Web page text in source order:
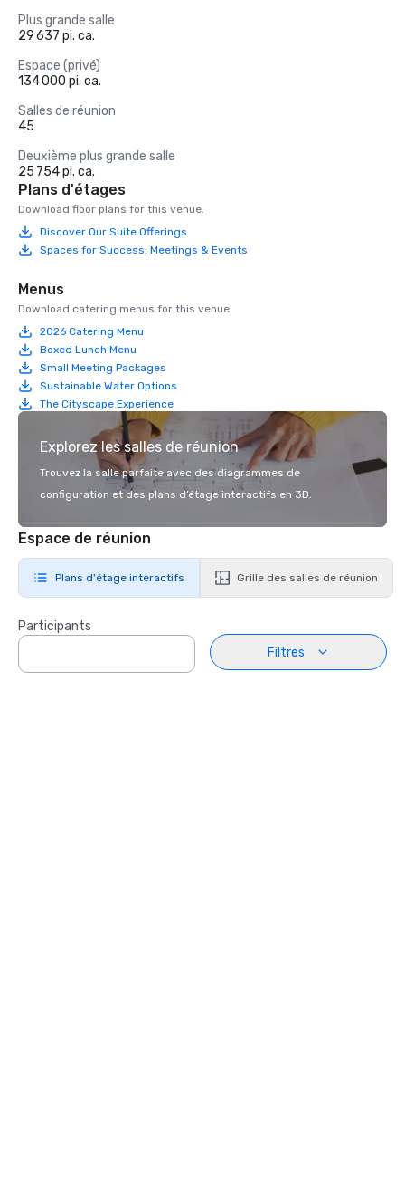
Plus grande salle
29 637 pi. ca.
Espace (privé)
134 000 pi. ca.
Salles de réunion
45
Deuxième plus grande salle
25 754 pi. ca.
Plans d'étages
Download floor plans for this venue.
Discover Our Suite Offerings
Spaces for Success: Meetings & Events
Menus
Download catering menus for this venue.
2026 Catering Menu
Boxed Lunch Menu
Small Meeting Packages
Sustainable Water Options
The Cityscape Experience
Explorez les salles de réunion
Trouvez la salle parfaite avec des diagrammes de
configuration et des plans d’étage interactifs en 3D.
Espace de réunion
Plans d'étage interactifs Grille des salles de réunion
Participants
Filtres